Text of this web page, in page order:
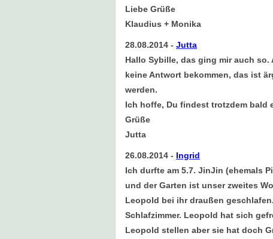
Liebe Grüße
Klaudius + Monika
28.08.2014 - Jutta
Hallo Sybille, das ging mir auch
keine Antwort bekommen, das ist
werden.
Ich hoffe, Du findest trotzdem bald
Grüße
Jutta
26.08.2014 - Ingrid
Ich durfte am 5.7. JinJin (ehemals
und der Garten ist unser zweites
Leopold bei ihr draußen
Schlafzimmer. Leopold hat sich
Leopold stellen aber sie hat doch